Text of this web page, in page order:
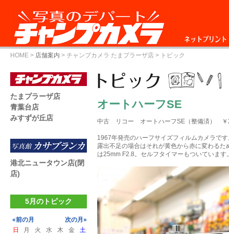
ネットプリント
HOME > 店舗案内 > チャンプカメラ たまプラーザ店 > トピック
オートハーフSE
中古 リコー オートハーフSE（整備済） ￥
1967年発売のハーフサイズフィルムカメラで
露出不足の場合はそれが黄色から赤に変わる
は25mm F2.8。セルフタイマーもついています
たまプラーザ店
青葉台店
みすずが丘店
港北ニュータウン店(閉
店)
5月のトピック
«前の月
次の月»
日
月 火 水 木 金
土